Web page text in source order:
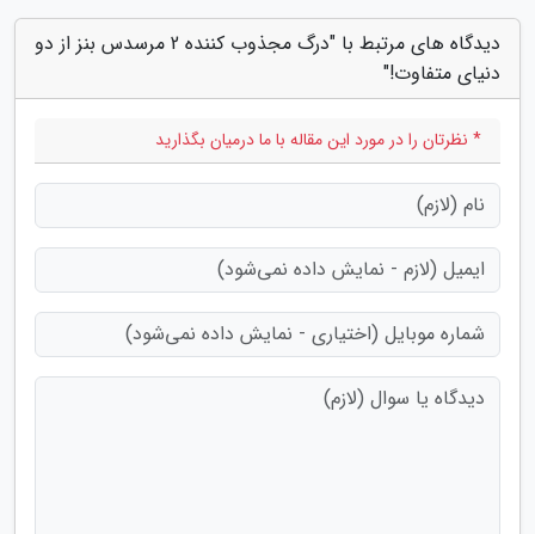
دیدگاه های مرتبط با "درگ مجذوب کننده 2 مرسدس بنز از دو
دنیای متفاوت!"
* نظرتان را در مورد این مقاله با ما درمیان بگذارید